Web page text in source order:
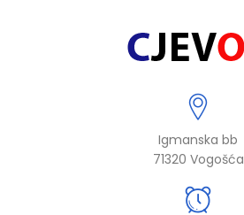
Igmanska bb
71320 Vogošća